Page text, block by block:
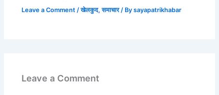
Leave a Comment /खेलकुद,समाचार/ Bysayapatrikhabar
Leave a Comment